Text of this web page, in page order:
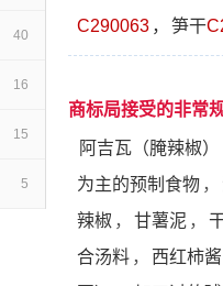
40
16
15
5
C290063 ， 笋干
商标局接受的非常
阿吉瓦（腌辣椒）
为主的预制食物 ，
辣椒 ， 甘薯泥 ，
合汤料 ， 西红柿酱